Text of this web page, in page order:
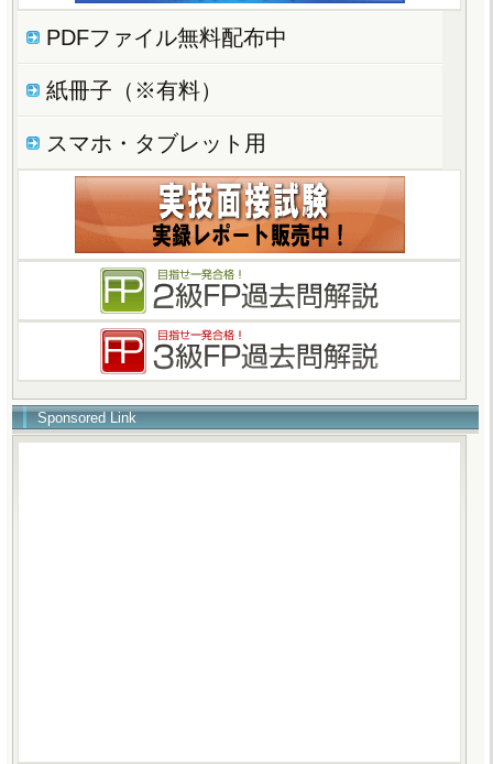
PDFファイル無料配布中
紙冊子（※有料）
スマホ・タブレット用
Sponsored Link